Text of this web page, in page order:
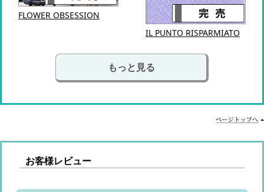
FLOWER OBSESSION
IL PUNTO RISPARMIATO
もっと見る
お客様レビュー